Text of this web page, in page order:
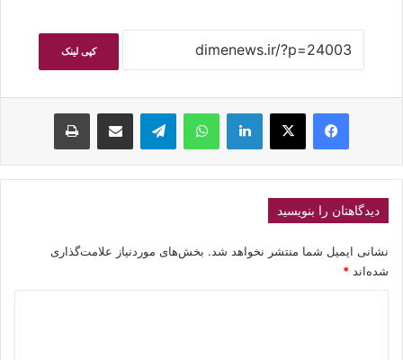
کپی لینک
فیسبوکایکس لینکداین واتس آپ تلگرام اشتراک گذاری با ایمیل چاپ
دیدگاهتان را بنویسید
نشانی ایمیل شما منتشر نخواهد شد. بخش‌های موردنیاز علامت‌گذاری
شده‌اند *